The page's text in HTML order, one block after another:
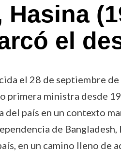
Hasina
el
el 28 de septiembre
primera ministra desde
país en un contexto
de
en un camino lleno de